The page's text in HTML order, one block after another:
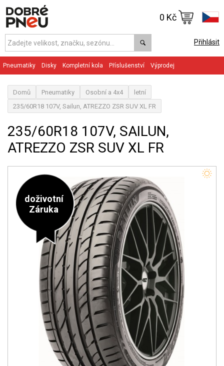
Přihlásit
0 Kč
Pneumatiky Disky Kompletní kola Příslušenství Výprodej
Domů Pneumatiky Osobní a 4x4
letní
235/60R18 107V, Sailun, ATREZZO ZSR SUV XL FR
235/60R18 107V, SAILUN,
ATREZZO ZSR SUV XL FR
doživotní
Záruka